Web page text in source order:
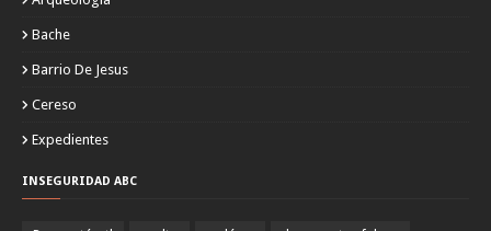
Bache
Barrio De Jesus
Cereso
Expedientes
INSEGURIDAD ABC